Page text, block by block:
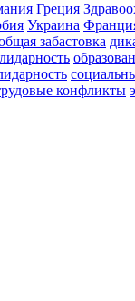
Греция
Украина
забастовка
конфликты